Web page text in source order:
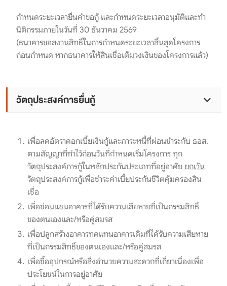
กำหนดระยะเวลายื่นคำขอกู้ และกำหนดระยะเวลาอนุมัติและทำ
นิติกรรมภายในวันที่ 30 ธันวาคม 2569
(ธนาคารขอสงวนสิทธิ์ในการกำหนดระยะเวลาสิ้นสุดโครงการ
ก่อนกำหนด หากธนาคารให้สินเชื่อเต็มวงเงินของโครงการแล้ว)
วัตถุประสงค์การยื่นกู้
เพื่อลดอัตราดอกเบี้ยเงินกู้และภาระหนี้ที่ผ่อนชำระกับ ธอส.
ตามสัญญาที่ทำไว้ก่อนวันที่กำหนดเริ่มโครงการ ทุก
วัตถุประสงค์การกู้ในหลักประกันประเภทที่อยู่อาศัย ยกเว้น
วัตถุประสงค์การกู้เพื่อชำระค่าเบี้ยประกันชีวิตคุ้มครองสิน
เชื่อ
เพื่อซ่อมแซมอาคารที่ได้รับความเสียหายที่เป็นกรรมสิทธิ์
ของตนเองและ/หรือคู่สมรส
เพื่อปลูกสร้างอาคารทดแทนอาคารเดิมที่ได้รับความเสียหาย
ที่เป็นกรรมสิทธิ์ของตนเองและ/หรือคู่สมรส
เพื่อซื้ออุปกรณ์หรือสิ่งอำนวยความสะดวกที่เกี่ยวเนื่องเพื่อ
ประโยชน์ในการอยู่อาศัย